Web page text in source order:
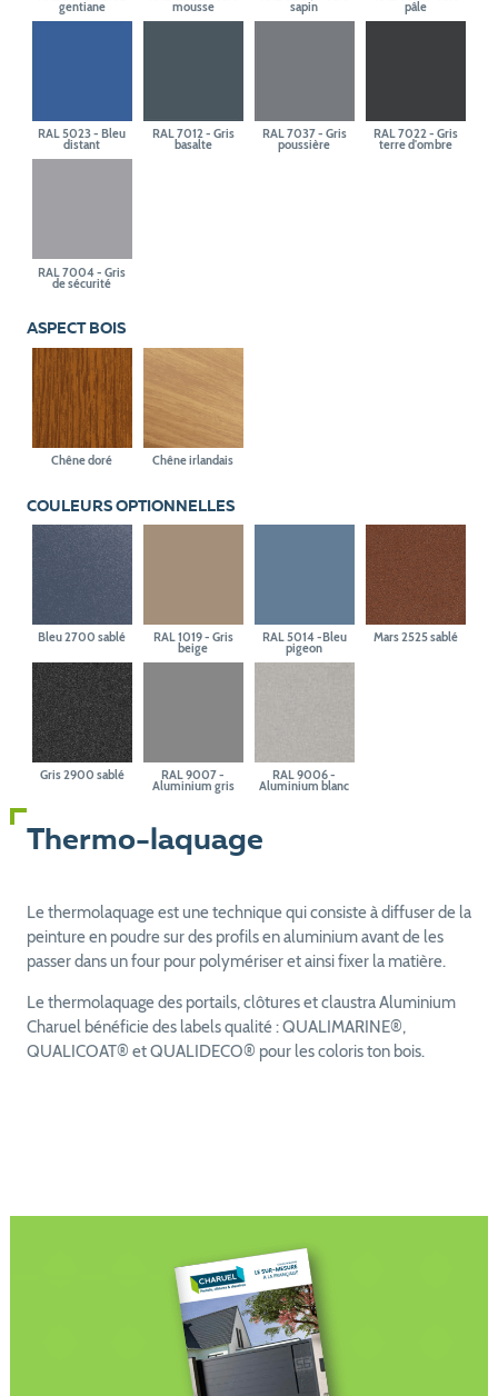
gentiane mousse sapin pâle
RAL 5023 - Bleu
distant
RAL 7012 - Gris
basalte
RAL 7037 - Gris
poussière
RAL 7022 - Gris
terre d'ombre
RAL 7004 - Gris
de sécurité
ASPECT BOIS
Chêne doré Chêne irlandais
COULEURS OPTIONNELLES
Bleu 2700 sablé RAL 1019 - Gris
beige
RAL 5014 -Bleu
pigeon
Mars 2525 sablé
Gris 2900 sablé RAL 9007 -
Aluminium gris
RAL 9006 -
Aluminium blanc
Thermo-laquage
Le thermolaquage est une technique qui consiste à diffuser de la
peinture en poudre sur des profils en aluminium avant de les
passer dans un four pour polymériser et ainsi fixer la matière.
Le thermolaquage des portails, clôtures et claustra Aluminium
Charuel bénéficie des labels qualité : QUALIMARINE®,
QUALICOAT® et QUALIDECO® pour les coloris ton bois.